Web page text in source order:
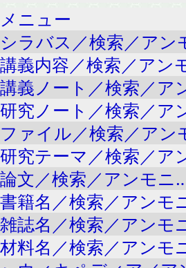
メニュー
シラバス／検索／ア
講義内容／検索／アン
講義ノート／検索／ア
研究ノート／検索／ア
ファイル／検索／ア
研究テーマ／検索／ア
論文／検索／アンモニ
書籍名／検索／アンモ
雑誌名／検索／アンモ
材料名／検索／アンモ